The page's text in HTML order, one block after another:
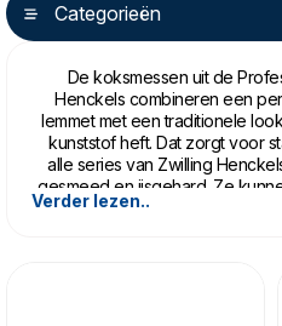
Categorieën
De koksmessen uit de
Henckels combineren een
lemmet met een traditionele
kunststof heft. Dat zorgt voor
alle series van Zwilling
gesmeed en ijsgehard. Ze
zijn gemaakt om een
Verder lezen..